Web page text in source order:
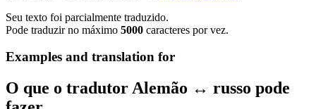
Seu texto foi parcialmente traduzido.
Pode traduzir no máximo 5000 caracteres por vez.
Examples and translation for
O que o tradutor Alemão ↔ russo pode